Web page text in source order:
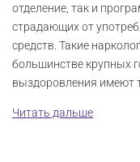
отделение, так и
страдающих от
средств. Такие
большинстве крупных
выздоровления имеют
Читать дальше